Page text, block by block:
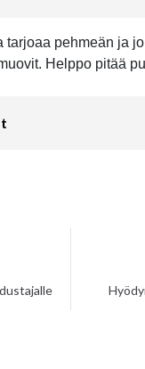
tarjoaa pehmeän ja
Helppo pitää